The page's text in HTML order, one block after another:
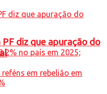
diz que apuração do